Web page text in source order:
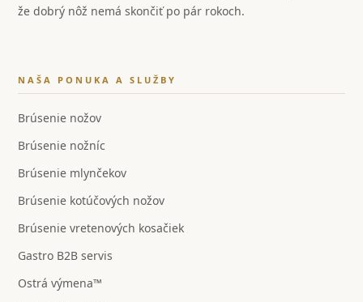
že dobrý nôž nemá skončiť po pár rokoch.
NAŠA PONUKA A SLUŽBY
Brúsenie nožov
Brúsenie nožníc
Brúsenie mlynčekov
Brúsenie kotúčových nožov
Brúsenie vretenových kosačiek
Gastro B2B servis
Ostrá výmena™